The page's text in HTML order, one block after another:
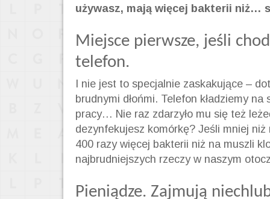
używasz, mają więcej bakterii niż…
Miejsce pierwsze, jeśli
telefon.
I nie jest to specjalnie zaskakujące –
brudnymi dłońmi. Telefon kładziemy
pracy… Nie raz zdarzyło mu się też
dezynfekujesz komórkę? Jeśli mniej
400 razy więcej bakterii niż na muszli
najbrudniejszych rzeczy w naszym
Pieniądze. Zajmują